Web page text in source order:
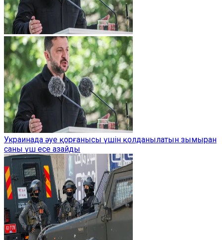
Украинада әуе қорғанысы үшін қолданылатын зымыран
саны үш есе азайды